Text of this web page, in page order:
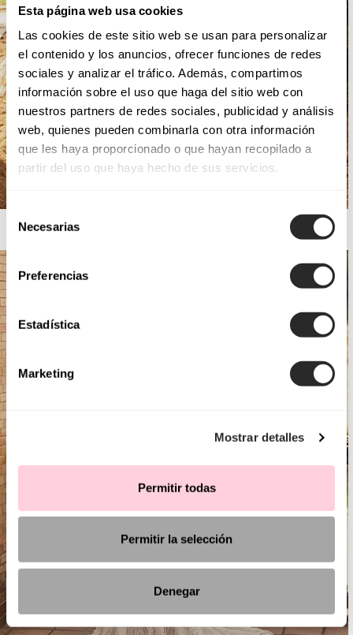
Esta página web usa cookies
Las cookies de este sitio web se usan para personalizar
el contenido y los anuncios, ofrecer funciones de redes
sociales y analizar el tráfico. Además, compartimos
información sobre el uso que haga del sitio web con
nuestros partners de redes sociales, publicidad y análisis
web, quienes pueden combinarla con otra información
que les haya proporcionado o que hayan recopilado a
partir del uso que haya hecho de sus servicios.
Selección
consentimiento
Necesarias
Preferencias
Estadística
Marketing
Mostrar detalles
Permitir todas
Permitir la selección
Denegar
AIRE BOHO